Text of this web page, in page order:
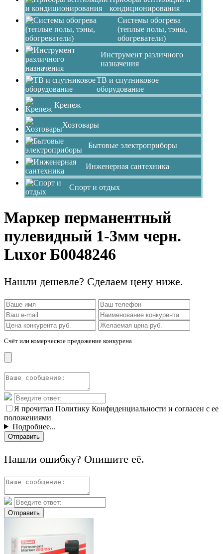
кондиционирования
Системы обогрева
(теплые полы, тэны,
обогреватели)
Инструмент различного
назначения
ТВ и спутниковое
оборудование
Крепеж
Хозтовары
Бытовые электроприборы
Инженерная сантехника
Спорт и отдых
Маркер перманентный
пулевидный 1-3мм черн.
Luxor Б0048246
Нашли дешевле? Сделаем цену ниже.
Счёт или комерческое предожение конкурена
Я прочитал Политику Конфиденциальности и согласен с ее
положениями
Подробнее...
Отправить
Нашли ошибку? Опишите её.
Отправить